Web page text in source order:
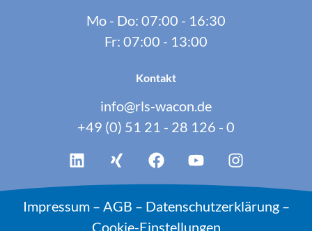
Mo - Do: 07:00 - 16:30
Fr: 07:00 - 13:00
Kontakt
info@rls-wacon.de
+49 (0) 51 21 - 28 126 - 0
Impressum– AGB – Datenschutzerklärung–
Cookie-Einstellungen